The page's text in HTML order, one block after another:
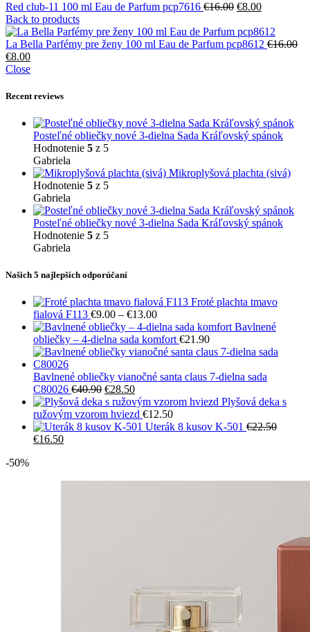
Red club-11 100 ml Eau de Parfum pcp7616 €16.00 Pôvodná
bola:
€16.00.
€8.00Aktuálna
je:
€8.00.
Back to products
La Bella Parfémy pre ženy 100 ml Eau de Parfum pcp8612 €16.00
Pôvodná
cena
€16.00.
€8.00Aktuálna
cena
€8.00.
Close
Recent reviews
Posteľné obliečky nové 3-dielna Sada Kráľovský spánok
Hodnotenie 5 z 5
Gabriela
Mikroplyšová plachta (sivá)
Hodnotenie 5 z 5
Gabriela
Posteľné obliečky nové 3-dielna Sada Kráľovský spánok
Hodnotenie 5 z 5
Gabriela
Našich 5 najlepších odporúčaní
Froté plachta tmavo
fialová F113 €9.00 – €13.00Price
range:
€9.00
through
Bavlnené
obliečky – 4-dielna sada komfort€21.90
Bavlnené obliečky vianočné santa claus 7-dielna sada
C80026 €40.90 Pôvodná
cena
bola:
€40.90.
€28.50Aktuálna
cena
je:
€28.50.
Plyšová deka s
ružovým vzorom hviezd €12.50
Uterák 8 kusov K-501 €22.50
Pôvodná
€16.50Aktuálna
-50%